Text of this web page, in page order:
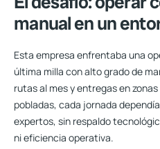
manual en un
Esta empresa enfrentaba una
última milla con alto grado de
rutas al mes y entregas en
pobladas, cada jornada
expertos, sin respaldo
ni eficiencia operativa.